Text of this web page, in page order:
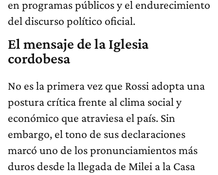
en programas públicos y el endurecimiento
del discurso político oficial.
El mensaje de la Iglesia
cordobesa
No es la primera vez que Rossi adopta una
postura crítica frente al clima social y
económico que atraviesa el país. Sin
embargo, el tono de sus declaraciones
marcó uno de los pronunciamientos más
duros desde la llegada de Milei a la Casa